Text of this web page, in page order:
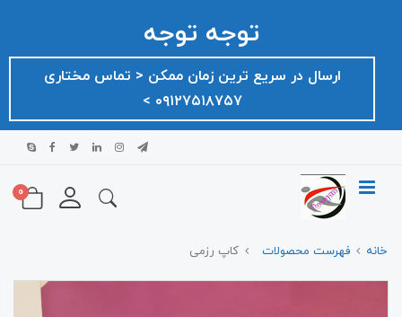
توجه توجه
ارسال در سریع ترین زمان ممکن ‌< تماس مختاری
۰۹۱۲۷۵۱۸۷۵۷ >
0
خانه فهرست محصولات کاپ رزمی